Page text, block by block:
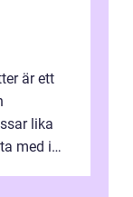
är ett
lika
med i